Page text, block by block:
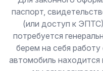
паспорт,
(или доступ к
потребуется
берем на себя
автомобиль находится